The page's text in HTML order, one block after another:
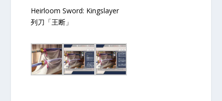
Heirloom Sword: Kingslayer
列刀「王断」